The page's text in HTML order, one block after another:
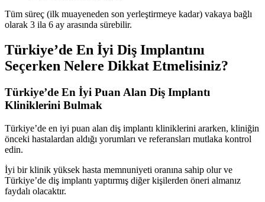
Tüm süreç (ilk muayeneden son yerleştirmeye kadar) vakaya bağlı
olarak 3 ila 6 ay arasında sürebilir.
Türkiye’de En İyi Diş Implantını
Seçerken Nelere Dikkat Etmelisiniz?
Türkiye’de En İyi Puan Alan Diş Implantı
Kliniklerini Bulmak
Türkiye’de en iyi puan alan diş implantı kliniklerini ararken, kliniğin
önceki hastalardan aldığı yorumları ve referansları mutlaka kontrol
edin.
İyi bir klinik yüksek hasta memnuniyeti oranına sahip olur ve
Türkiye’de diş implantı yaptırmış diğer kişilerden öneri almanız
faydalı olacaktır.